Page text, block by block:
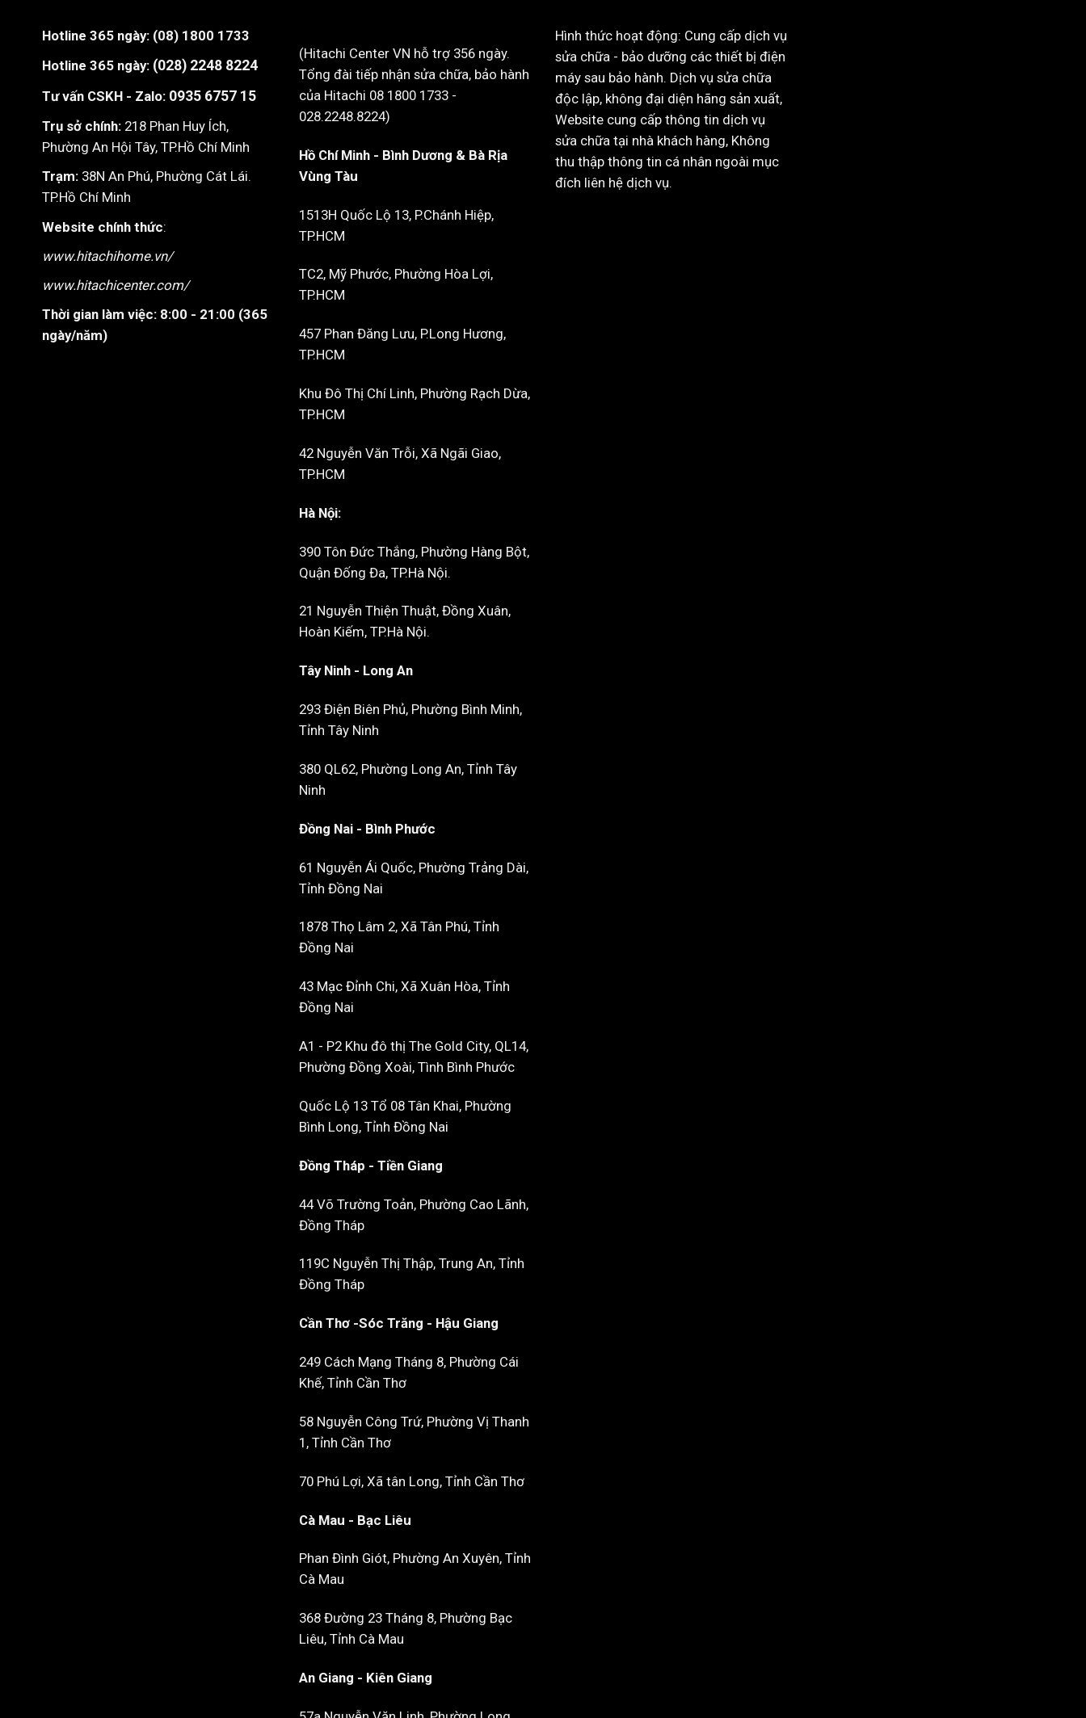
Hotline 365 ngày: (08) 1800 1733
Hotline 365 ngày: (028) 2248 8224
Tư vấn CSKH - Zalo: 0935 6757 15
Trụ sở chính: 218 Phan Huy Ích,
Phường An Hội Tây, TP.Hồ Chí Minh
Trạm: 38N An Phú, Phường Cát Lái.
TP.Hồ Chí Minh
Website chính thức:
www.hitachihome.vn/
www.hitachicenter.com/
Thời gian làm việc: 8:00 - 21:00 (365
ngày/năm)
(Hitachi Center VN hỗ trợ 356 ngày.
Tổng đài tiếp nhận sửa chữa, bảo hành
của Hitachi 08 1800 1733 -
028.2248.8224)
Hồ Chí Minh - Bình Dương & Bà Rịa
Vùng Tàu
1513H Quốc Lộ 13, P.Chánh Hiệp,
TP.HCM
TC2, Mỹ Phước, Phường Hòa Lợi,
TP.HCM
457 Phan Đăng Lưu, P.Long Hương,
TP.HCM
Khu Đô Thị Chí Linh, Phường Rạch Dừa,
TP.HCM
42 Nguyễn Văn Trỗi, Xã Ngãi Giao,
TP.HCM
Hà Nội:
390 Tôn Đức Thắng, Phường Hàng Bột,
Quận Đống Đa, TP.Hà Nội.
21 Nguyễn Thiện Thuật, Đồng Xuân,
Hoàn Kiếm, TP.Hà Nội.
Tây Ninh - Long An
293 Điện Biên Phủ, Phường Bình Minh,
Tỉnh Tây Ninh
380 QL62, Phường Long An, Tỉnh Tây
Ninh
Đồng Nai - Bình Phước
61 Nguyễn Ái Quốc, Phường Trảng Dài,
Tỉnh Đồng Nai
1878 Thọ Lâm 2, Xã Tân Phú, Tỉnh
Đồng Nai
43 Mạc Đỉnh Chi, Xã Xuân Hòa, Tỉnh
Đồng Nai
A1 - P2 Khu đô thị The Gold City, QL14,
Phường Đồng Xoài, Tình Bình Phước
Quốc Lộ 13 Tổ 08 Tân Khai, Phường
Bình Long, Tỉnh Đồng Nai
Đồng Tháp - Tiền Giang
44 Võ Trường Toản, Phường Cao Lãnh,
Đồng Tháp
119C Nguyễn Thị Thập, Trung An, Tỉnh
Đồng Tháp
Cần Thơ -Sóc Trăng - Hậu Giang
249 Cách Mạng Tháng 8, Phường Cái
Khế, Tỉnh Cần Thơ
58 Nguyễn Công Trứ, Phường Vị Thanh
1, Tỉnh Cần Thơ
70 Phú Lợi, Xã tân Long, Tỉnh Cần Thơ
Cà Mau - Bạc Liêu
Phan Đình Giót, Phường An Xuyên, Tỉnh
Cà Mau
368 Đường 23 Tháng 8, Phường Bạc
Liêu, Tỉnh Cà Mau
An Giang - Kiên Giang
Hình thức hoạt động: Cung cấp dịch vụ
sửa chữa - bảo dưỡng các thiết bị điện
máy sau bảo hành. Dịch vụ sửa chữa
độc lập, không đại diện hãng sản xuất,
Website cung cấp thông tin dịch vụ
sửa chữa tại nhà khách hàng, Không
thu thập thông tin cá nhân ngoài mục
đích liên hệ dịch vụ.